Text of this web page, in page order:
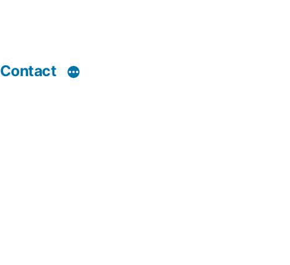
Contact